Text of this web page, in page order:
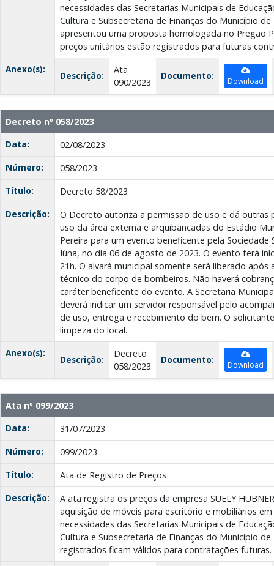
necessidades das Secretarias Municipais de
Cultura e Subsecretaria de Finanças do Município de
apresentou uma proposta homologada no Pregão
preços unitários estão registrados para futuras
Anexo(s):
Descrição:
Ata
090/2023
Documento: Download
Decreto nº 058/2023
Data:
02/08/2023
Número:
058/2023
Título:
Decreto 58/2023
Descrição:
O Decreto autoriza a permissão de uso e dá outras
uso da área externa e arquibancadas do Estádio
Pereira para um evento beneficente pela Sociedade
Iúna, no dia 06 de agosto de 2023. O evento terá
21h. O alvará municipal somente será liberado
técnico do corpo de bombeiros. Não haverá
caráter beneficente do evento. A Secretaria
deverá indicar um servidor responsável pelo
de uso, entrega e recebimento do bem. O
limpeza do local.
Anexo(s):
Descrição:
Decreto
058/2023
Documento: Download
Ata nº 099/2023
Data:
31/07/2023
Número:
099/2023
Título:
Ata de Registro de Preços
Descrição:
A ata registra os preços da empresa SUELY
aquisição de móveis para escritório e mobiliários
necessidades das Secretarias Municipais de
Cultura e Subsecretaria de Finanças do Município de
registrados ficam válidos para contratações futuras.